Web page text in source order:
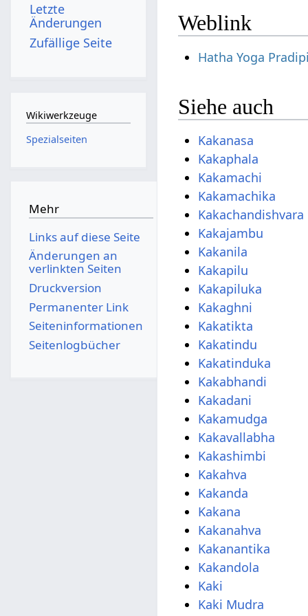
Weblink
Hatha Yoga
Siehe auch
Kakanasa
Kakaphala
Kakamachi
Kakamachika
Kakachandishvara
Kakajambu
Kakanila
Kakapilu
Kakapiluka
Kakaghni
Kakatikta
Kakatindu
Kakatinduka
Kakabhandi
Kakadani
Kakamudga
Kakavallabha
Kakashimbi
Kakahva
Kakanda
Kakana
Kakanahva
Kakanantika
Kakandola
Kaki
Kaki Mudra
Letzte
Änderungen
Zufällige Seite
Wikiwerkzeuge
Spezialseiten
Mehr
Links auf diese Seite
Änderungen an
verlinkten Seiten
Druckversion
Permanenter Link
Seiten­­informationen
Seitenlogbücher